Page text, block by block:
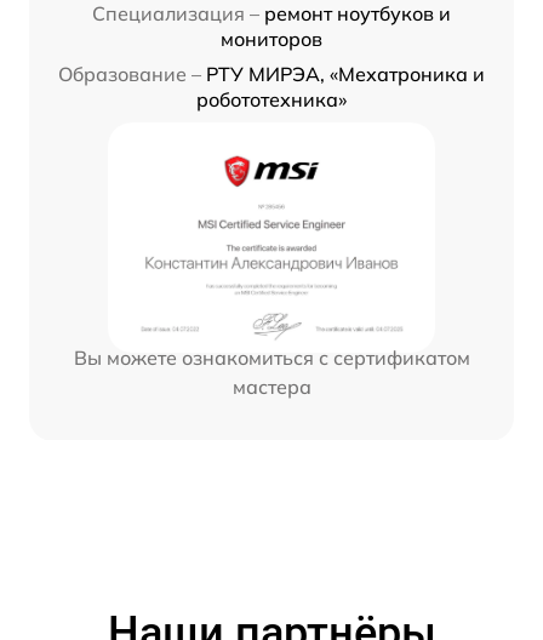
Специализация – ремонт ноутбуков и
мониторов
Образование – РТУ МИРЭА, «Мехатроника и
робототехника»
Вы можете ознакомиться с сертификатом
мастера